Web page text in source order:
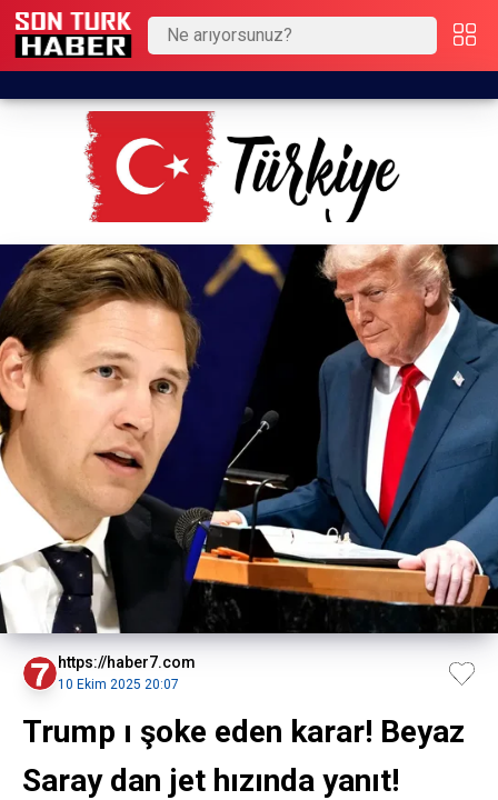
https://haber7.com
10 Ekim 2025 20:07
Trump ı şoke eden karar! Beyaz
Saray dan jet hızında yanıt!